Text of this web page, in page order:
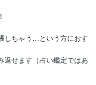
しちゃう…という方におす
返せます（占い鑑定ではあ